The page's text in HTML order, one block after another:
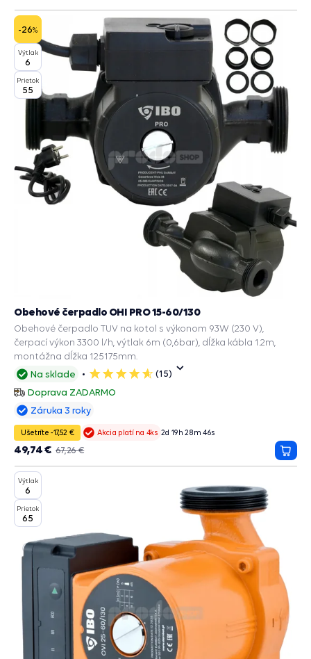
-26%
Výtlak
6
Prietok
55
Na sklade
5
hviezdičiek
(15)
Doprava ZADARMO
Obehové čerpadlo OHI PRO 15-60/130
Obehové čerpadlo TUV na kotol s výkonom 93W (230 V),
čerpací výkon 3300 l/h, výtlak 6m (0,6bar), dĺžka kábla 1.2m,
montážna dĺžka 125175mm.
Záruka 3 roky
Ušetríte -17,52 € Akcia platí na 4ks 2d 19h 28m 45s
67,26 €
49,74 €
do
Výtlak
6
Prietok
65